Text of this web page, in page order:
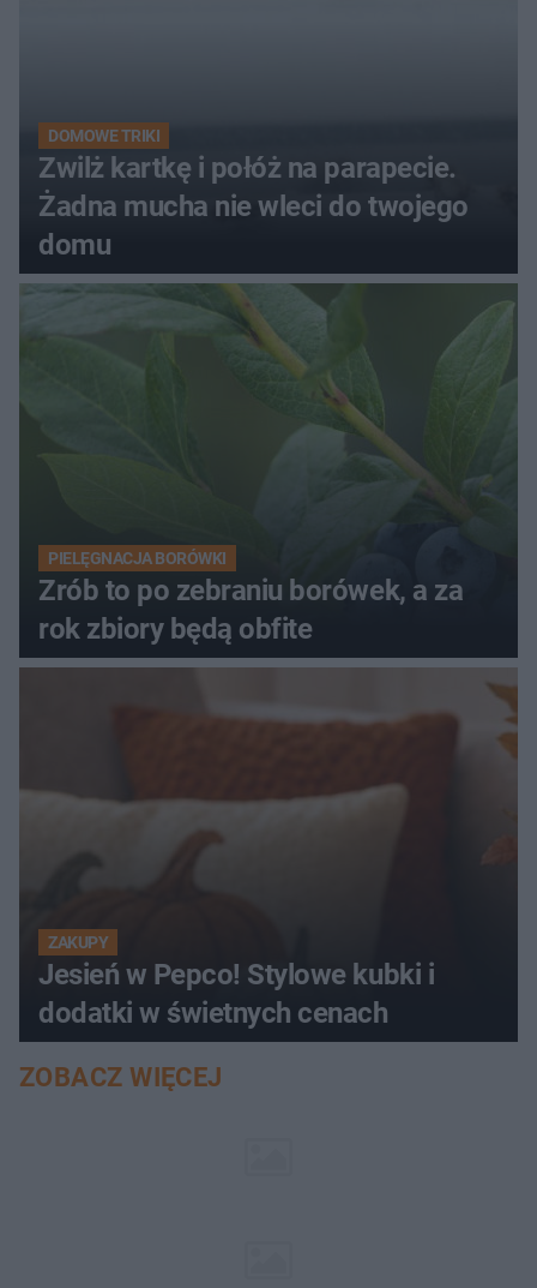
DOMOWE TRIKI
Zwilż kartkę i połóż na parapecie.
Żadna mucha nie wleci do twojego
domu
PIELĘGNACJA BORÓWKI
Zrób to po zebraniu borówek, a za
rok zbiory będą obfite
ZAKUPY
Jesień w Pepco! Stylowe kubki i
dodatki w świetnych cenach
ZOBACZ WIĘCEJ